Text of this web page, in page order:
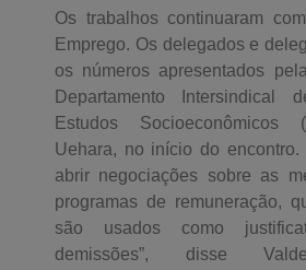
Os trabalhos continuaram
Emprego. Os delegados e
os números apresentados
Departamento Intersindical
Estudos Socioeconômicos
Uehara, no início do encontro.
abrir negociações sobre as
programas de remuneração,
são usados como
demissões”, disse